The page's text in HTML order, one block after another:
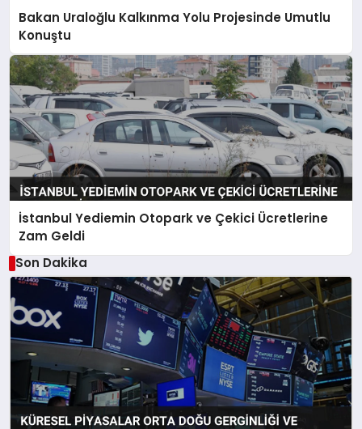
Bakan Uraloğlu Kalkınma Yolu Projesinde Umutlu
Konuştu
İstanbul Yediemin Otopark ve Çekici Ücretlerine
Zam Geldi
Son Dakika